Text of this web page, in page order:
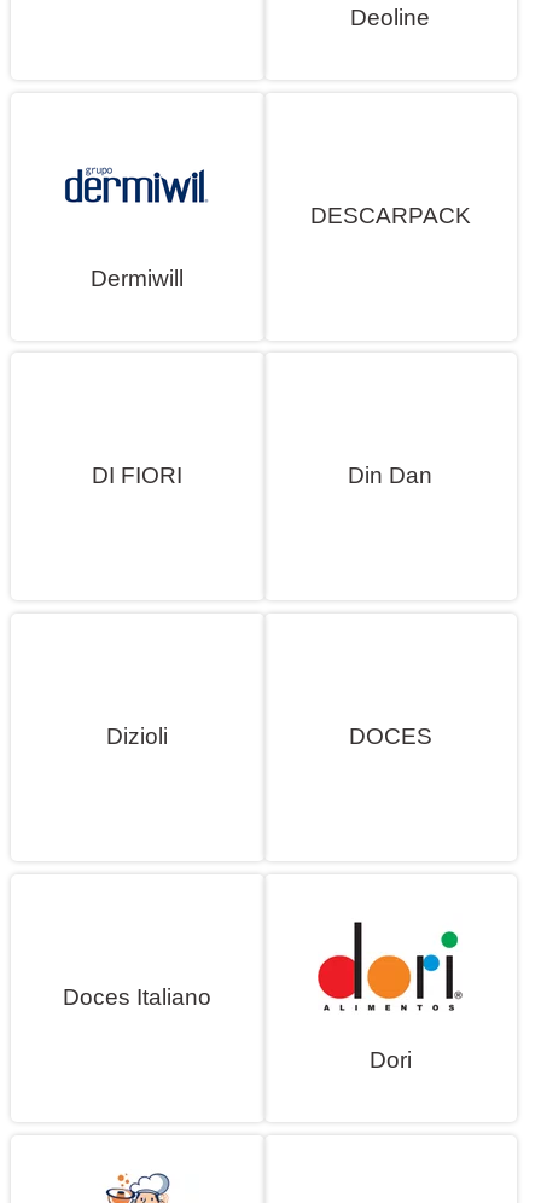
Deoline
Dermiwill
DESCARPACK
DI FIORI Din Dan
Dizioli DOCES
Doces Italiano
Dori